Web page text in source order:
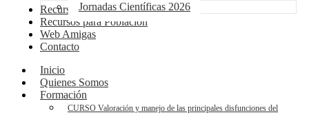
Jornadas Científicas 2026
Recursos para socias
Recursos para Población
Web Amigas
Contacto
Inicio
Quienes Somos
Formación
CURSO Valoración y manejo de las principales disfunciones del